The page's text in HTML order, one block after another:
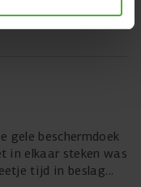
gele beschermdoek
in elkaar steken was
tijd in beslag